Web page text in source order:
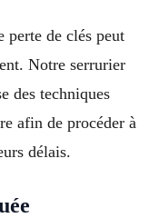
perte de clés peut
Notre serrurier
des techniques
afin de procéder à
délais.